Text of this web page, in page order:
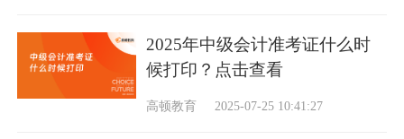
2025年中级会计准考证什么时
候打印？点击查看
高顿教育 2025-07-25 10:41:27